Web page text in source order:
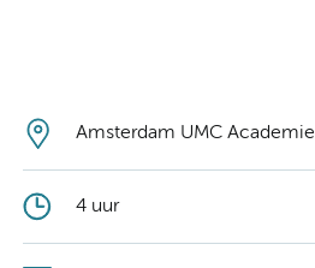
Amsterdam UMC Academie
4 uur